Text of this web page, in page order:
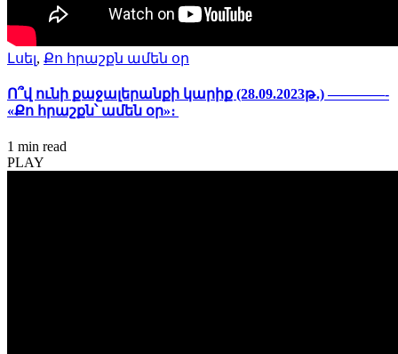
Լսել, Քո հրաշքն ամեն օր
Ո՞վ ունի քաջալերանքի կարիք (28.09.2023թ․) ————-
«Քո հրաշքն՝ ամեն օր»։
1 min read
PLAY